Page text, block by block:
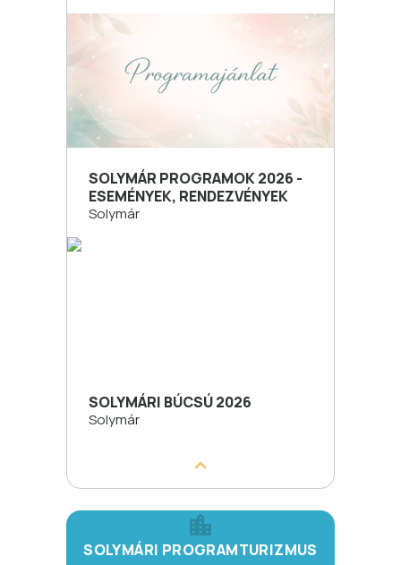
SOLYMÁR PROGRAMOK 2026 -
ESEMÉNYEK, RENDEZVÉNYEK
Solymár
SOLYMÁRI BÚCSÚ 2026
Solymár
SOLYMÁRI PROGRAMTURIZMUS